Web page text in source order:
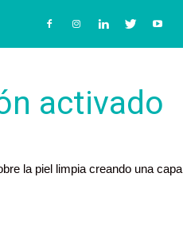
activado
la piel limpia creando una capa